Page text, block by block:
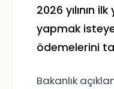
2026 yılının
yapmak
ödemelerini
Bakanlık